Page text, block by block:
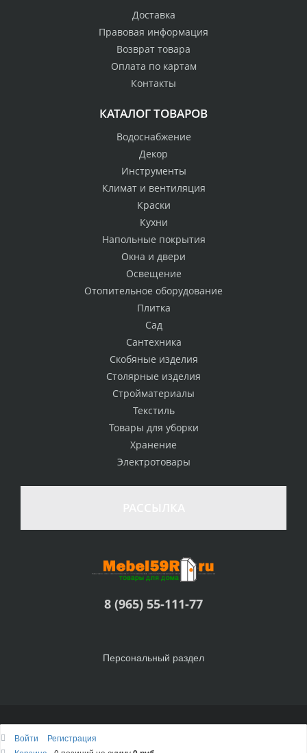
Доставка
Правовая информация
Возврат товара
Оплата по картам
Контакты
КАТАЛОГ ТОВАРОВ
Водоснабжение
Декор
Инструменты
Климат и вентиляция
Краски
Кухни
Напольные покрытия
Окна и двери
Освещение
Отопительное оборудование
Плитка
Сад
Сантехника
Скобяные изделия
Столярные изделия
Стройматериалы
Текстиль
Товары для уборки
Хранение
Электротовары
8 (965) 55-111-77
Персональный раздел
© Интернет-магазин Товары для дома, 2010 - 2026
Войти
Регистрация